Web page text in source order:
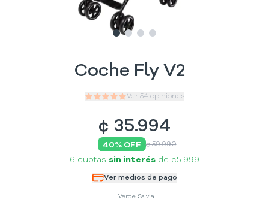
Slide1
Slide2
SlideSlide
Coche Fly V2
Ver 54 opiniones
¢ 35.994
40% OFF ¢ 59.990
6 cuotas sin interésde ¢5.999
Ver medios de pago
Verde Salvia